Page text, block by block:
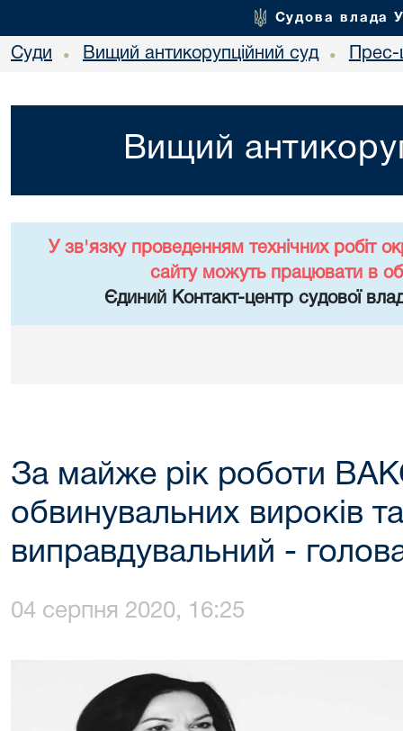
Судова влада
Суди • Вищий антикорупційний суд •
Вищий
У зв'язку проведенням технічних робіт
сайту можуть працювати в
Єдиний Контакт-центр судової
За майже рік роботи
обвинувальних вироків
виправдувальний -
04 серпня 2020, 16:25